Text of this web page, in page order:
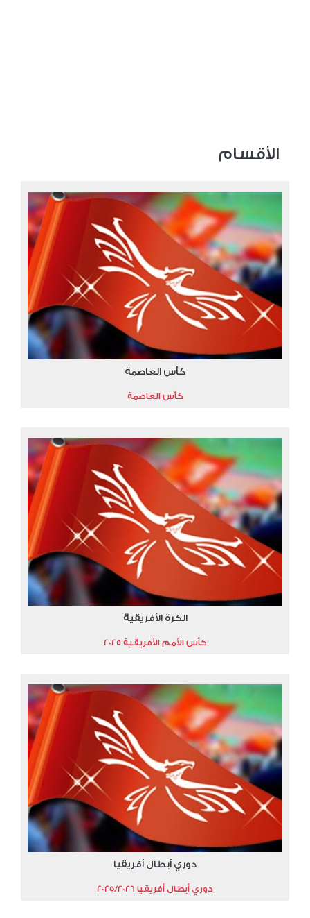
الأقسام
كأس العاصمة
كأس العاصمة
الكرة الأفريقية
كأس الأمم الأفريقية 2025
دوري أبطال أفريقيا
دوري أبطال أفريقيا 2025/2026